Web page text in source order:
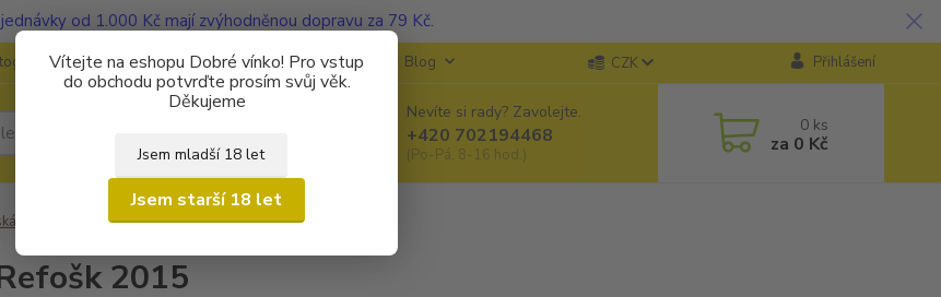
od 1.000 Kč mají zvýhodněnou dopravu za 79 Kč.
Vítejte na eshopu Dobré vínko! Pro vstup
do obchodu potvrďte prosím svůj věk.
Děkujeme
Jsem mladší 18 let
Jsem starší 18 let
Kontakty Ochrana soukromí O vinařstvích Blog CZK Přihlášení
Nevíte si rady? Zavolejte.
+420 702194468
(Po-Pá, 8-16 hod.)
0 ks
za 0 Kč
vína Vinakoper Capris Refošk 2015
2015